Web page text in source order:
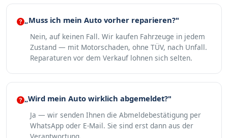
„Muss ich mein Auto vorher reparieren?"
Nein, auf keinen Fall. Wir kaufen Fahrzeuge in jedem
Zustand — mit Motorschaden, ohne TÜV, nach Unfall.
Reparaturen vor dem Verkauf lohnen sich selten.
„Wird mein Auto wirklich abgemeldet?"
Ja — wir senden Ihnen die Abmeldebestätigung per
WhatsApp oder E-Mail. Sie sind erst dann aus der